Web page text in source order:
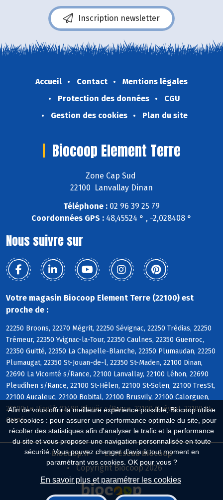
Afin de vous offrir la meilleure expérience possible, Biocoop utilise
des cookies : pour assurer une performance optimale du site, pour
récolter des statistiques afin d'analyser le trafic et la performance
du site et vous proposer une navigation personnalisée en toute
sécurité. Vous pouvez changer d'avis à tout moment en
paramétrant vos cookies. OK pour vous ?
En savoir plus et paramétrer les cookies
Inscription newsletter
Accueil Contact
Mentions légales
Protection des données
CGU
Gestion des cookies
Plan du site
Biocoop Element Terre
Zone Cap Sud
22100 Lanvallay Dinan
Téléphone : 02 96 39 25 79
Coordonnées GPS : 48,45524 ° , -2,028408 °
Nous suivre sur
Votre magasin Biocoop Element Terre (22100) est
proche de :
22250 Broons, 22270 Mégrit, 22250 Sévignac, 22250 Trédias, 22250
Trémeur, 22350 Yvignac-la-Tour, 22350 Caulnes, 22350 Guenroc,
22350 Guitté, 22350 La Chapelle-Blanche, 22350 Plumaudan, 22250
Plumaugat, 22350 St-Jouan-de-l, 22350 St-Maden, 22100 Dinan,
22690 La Vicomté s/Rance, 22100 Lanvallay, 22100 Léhon, 22690
Pleudihen s/Rance, 22100 St-Hélen, 22100 St-Solen, 22100 TresSt,
22100 Aucaleuc, 22100 Bobital, 22100 Brusvily, 22100 Calorguen,
22100 Le Hinglé, 22490 Plouër s/Rance, 22100 Quévert, 22100 St-
Carné
Biocoop.fr
Le réseau Biocoop
Copyright Biocoop 2026